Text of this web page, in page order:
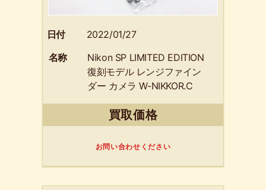
日付
2022/01/27
名称
Nikon SP LIMITED EDITION
復刻モデル レンジファイン
ダー カメラ W-NIKKOR.C
様より買取させて頂きまし
た！
買取価格
お問い合わせください